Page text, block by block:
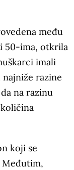
među
50-ima, otkrila
imali
razine
na razinu
koji se